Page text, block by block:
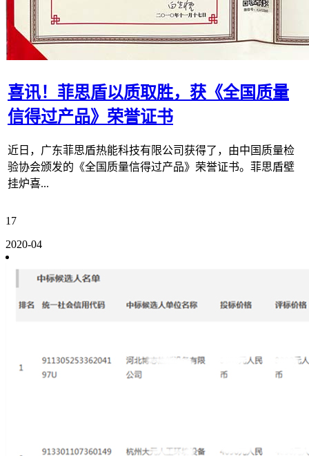
喜讯！菲思盾以质取胜，获《全国质量
信得过产品》荣誉证书
近日，广东菲思盾热能科技有限公司获得了，由中国质量检
验协会颁发的《全国质量信得过产品》荣誉证书。菲思盾壁
挂炉喜...
17
2020-04